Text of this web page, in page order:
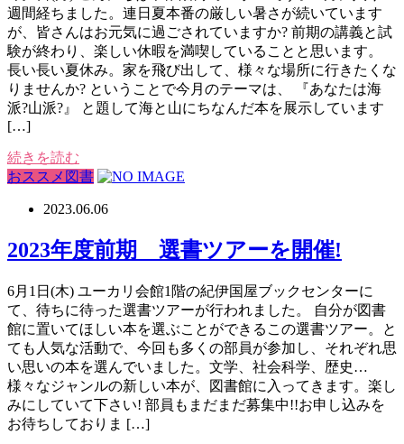
週間経ちました。連日夏本番の厳しい暑さが続いています
が、皆さんはお元気に過ごされていますか? 前期の講義と試
験が終わり、楽しい休暇を満喫していることと思います。
長い長い夏休み。家を飛び出して、様々な場所に行きたくな
りませんか? ということで今月のテーマは、 『あなたは海
派?山派?』 と題して海と山にちなんだ本を展示しています
[…]
続きを読む
おススメ図書
2023.06.06
2023年度前期 選書ツアーを開催!
6月1日(木) ユーカリ会館1階の紀伊国屋ブックセンターに
て、待ちに待った選書ツアーが行われました。 自分が図書
館に置いてほしい本を選ぶことができるこの選書ツアー。と
ても人気な活動で、今回も多くの部員が参加し、それぞれ思
い思いの本を選んでいました。文学、社会科学、歴史…
様々なジャンルの新しい本が、図書館に入ってきます。楽し
みにしていて下さい! 部員もまだまだ募集中!!お申し込みを
お待ちしておりま […]